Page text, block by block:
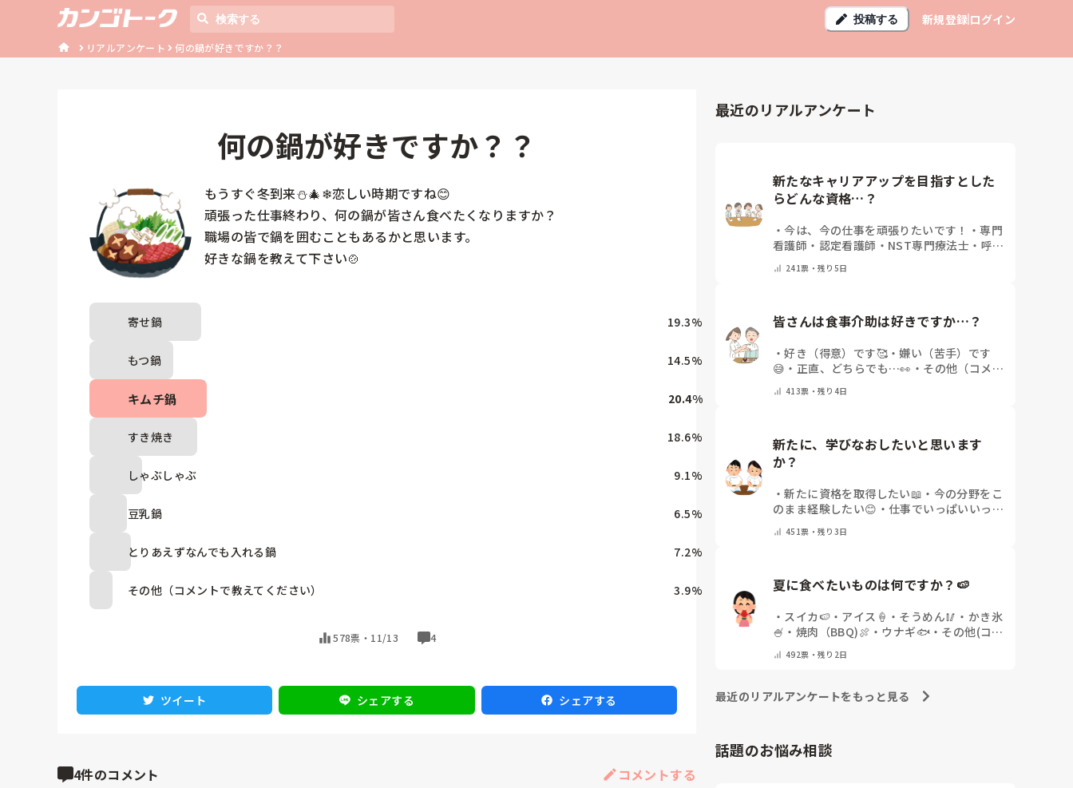
投稿する 新規登録ログイン
リアルアンケート 何の鍋が好きですか？？
何の鍋が好きですか？？
もうすぐ冬到来⛄🎄❄恋しい時期ですね😊
頑張った仕事終わり、何の鍋が皆さん食べたくなりますか？
職場の皆で鍋を囲むこともあるかと思います。
好きな鍋を教えて下さい🍲
寄せ鍋 19.3%
もつ鍋 14.5%
キムチ鍋 20.4%
すき焼き 18.6%
しゃぶしゃぶ 9.1%
豆乳鍋 6.5%
とりあえずなんでも入れる鍋 7.2%
その他（コメントで教えてください） 3.9%
578票・ 11/13 4
ツイート シェアする シェアする
4件のコメント コメントする
最近のリアルアンケート
新たなキャリアアップを目指すとした
らどんな資格…？
・今は、今の仕事を頑張りたいです！ ・専門
看護師 ・ 認定看護師 ・ NST専門療法士 ・ 呼吸
専門士・消化器内視鏡技師
241票・残り5日
皆さんは食事介助は好きですか…？
・好き（得意）です🥰・嫌い（苦手）です
😅 ・ 正直、どちらでも…👀 ・ その他（コメン
413票・残り4日
新たに、学びなおしたいと思います
か？
・新たに資格を取得したい📖 ・ 今の分野をこ
のまま経験したい😊 ・ 仕事でいっぱいいっぱ
の他（コメントで教えてください）
451票・残り3日
夏に食べたいものは何ですか？🍉
・ スイカ🍉 ・ アイス🍦 ・ そうめん🥢 ・ かき氷
🍧 ・ 焼肉（BBQ)🍖 ・ ウナギ🐟・ その他(コメ
492票・残り2日
最近のリアルアンケートをもっと見る
話題のお悩み相談